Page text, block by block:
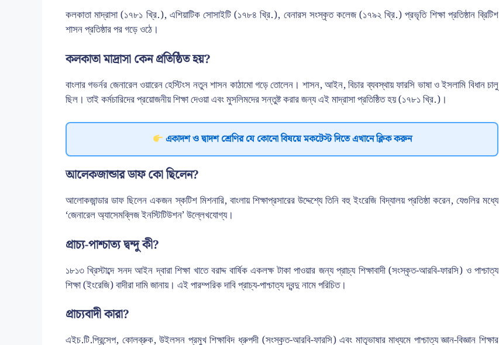
কলকাতা মাদ্রাসা (১৭৮১ খ্রি.), এশিয়াটিক সোসাইটি (১৭৮৪ খ্রি.), বেনারস সংস্কৃত কলেজ (১৭৯২ খ্রি.) প্রভৃতি শিক্ষা প্রতিষ্ঠান ব্রিটিশ
শাসন প্রতিষ্ঠার পর গড়ে ওঠে।
কলকাতা মাদ্রাসা কেন প্রতিষ্ঠিত হয়?
বাংলার গভর্নর জেনারেল ওয়ারেন হেস্টিংস নতুন শাসন কাঠামো গড়ে তোলেন। শাসন, আইন, বিচার ব্যবস্থায় ফারসি ভাষা ও ইসলামি বিধান চালু
ছিল। তাই কর্মচারিদের প্রয়োজনীয় শিক্ষা দেওয়া এবং মুসলিমদের সন্তুষ্ট করার জন্য এই মাদ্রাসা প্রতিষ্ঠিত হয় (১৭৮১ খ্রি.)।
একাদশ ও দ্বাদশ শ্রেণির যে কোনো বিষয়ে মকটেস্ট দিতে এখানে ক্লিক করুন
আলেকজান্ডার ডাফ কো ছিলেন?
আলোকজান্ডার ডাফ ছিলেন একজন স্কটিশ মিশনারি, বাংলায় শিক্ষাপ্রসারের উদ্দেশ্যে তিনি বহু ইংরেজি বিদ্যালয় প্রতিষ্ঠা করেন, যেগুলির মধ্যে
‘জেনারেল অ্যাসেমব্লিজ ইনস্টিটিউশন’ উল্লেখযোগ্য।
প্রাচ্য-পাশ্চাত্য দ্বন্দু কী?
১৮১৩ খ্রিস্টাব্দে সনদ আইন দ্বারা শিক্ষা খাতে বরাদ্দ বার্ষিক একলক্ষ টাকা পাওয়ার জন্য প্রাচ্য শিক্ষাবাদী (সংস্কৃত-আরবি-ফারসি) ও পাশ্চাত্য
শিক্ষা (ইংরেজি) বাদীরা দামি জানায়। এই পারম্পরিক দাবি প্রাচ্য-পাশ্চাত্য দ্বন্দু নামে পরিচিত।
প্রাচ্যবাদী কারা?
এইচ.টি.প্রিন্সেপ, কোলব্রুক, উইলসন প্রমুখ শিক্ষাবিদ ধ্রুপদী (সংস্কৃত-আরবি-ফারসি) এবং মাতৃভাষার মাধ্যমে পাশ্চাত্য জ্ঞান-বিজ্ঞান শিক্ষার